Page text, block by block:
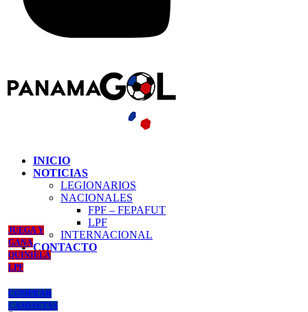
INICIO
NOTICIAS
LEGIONARIOS
NACIONALES
FPF – FEPAFUT
LPF
INTERNACIONAL
CONTACTO
JUEGA Y
GANA
QUINIELA
LPF
COMPRAR
CAMISETAS